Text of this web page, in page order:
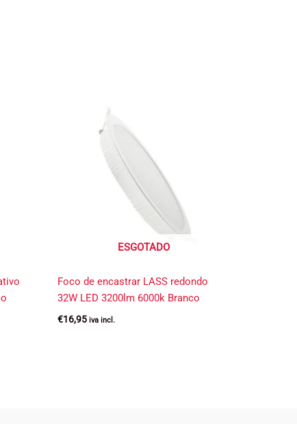
ESGOTADO
Foco de encastrar LASS redondo
32W LED 3200lm 6000k Branco
€16,95 iva incl.